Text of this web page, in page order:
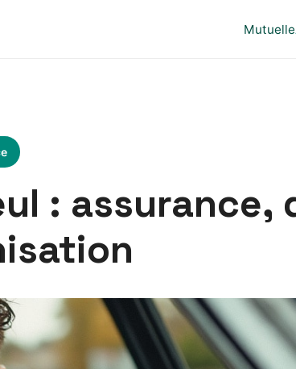
Mutuelle
: assurance,